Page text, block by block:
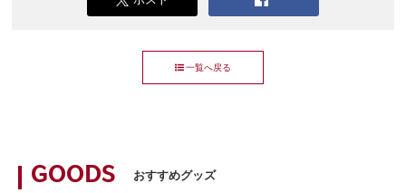
一覧へ戻る
GOODS おすすめグッズ